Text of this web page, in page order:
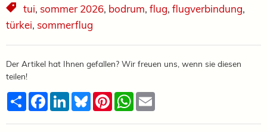
tui, sommer 2026, bodrum, flug, flugverbindung,
türkei, sommerflug
Der Artikel hat Ihnen gefallen? Wir freuen uns, wenn sie diesen
teilen!
TeilenFacebook
LinkedInBlueskyPinterestWhatsApp